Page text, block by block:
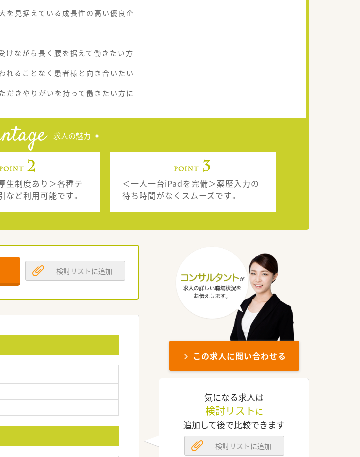
を見据えている成長性の高い優良企
ながら長く腰を据えて働きたい方
ることなく患者様と向き合いたい
きやりがいを持って働きたい方に
求人の魅力
生制度あり＞各種テ
など利用可能です。
＜一人一台iPadを完備＞薬歴入力の
待ち時間がなくスムーズです。
検討リストに追加
この求人に問い合わせる
気になる求人は
検討リスト に
追加して後で比較できます
検討リストに追加